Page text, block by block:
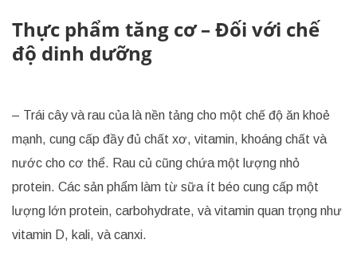
Thực phẩm tăng cơ – Đối với chế
độ dinh dưỡng
– Trái cây và rau của là nền tảng cho một chế độ ăn khoẻ
mạnh, cung cấp đầy đủ chất xơ, vitamin, khoáng chất và
nước cho cơ thể. Rau củ cũng chứa một lượng nhỏ
protein. Các sản phẩm làm từ sữa ít béo cung cấp một
lượng lớn protein, carbohydrate, và vitamin quan trọng như
vitamin D, kali, và canxi.